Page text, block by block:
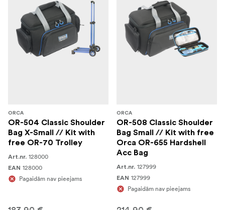
ORCA
OR-504 Classic Shoulder
Bag X-Small // Kit with
free OR-70 Trolley
Art.nr. 128000
EAN 128000
Pagaidām nav pieejams
ORCA
OR-508 Classic Shoulder
Bag Small // Kit with free
Orca OR-655 Hardshell
Acc Bag
Art.nr. 127999
EAN 127999
Pagaidām nav pieejams